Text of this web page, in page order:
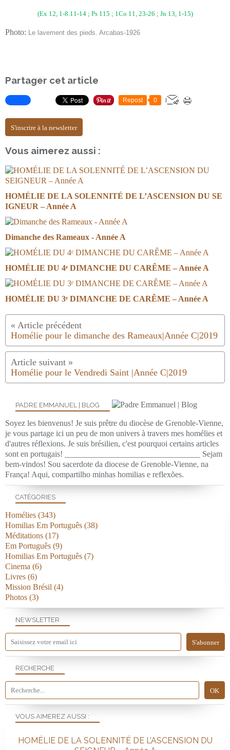
(Ex 12, 1-8.11-14 ; Ps 115 ; 1Co 11, 23-26 ; Jn 13, 1-15)
Photo: Le lavement des pieds. Arcabas-1926
Partager cet article
Repost 0
S'inscrire à la newsletter
Vous aimerez aussi :
HOMÉLIE DE LA SOLENNITÉ DE L’ASCENSION DU SE
IGNEUR – Année A
Dimanche des Rameaux - Année A
HOMÉLIE DU 4ᵉ DIMANCHE DU CARÊME – Année A
HOMÉLIE DU 3ᵉ DIMANCHE DE CARÊME – Année A
Homélie pour le dimanche des Rameaux|Année C|2019
Homélie pour le Vendredi Saint |Année C|2019
NEWSLETTER
RECHERCHE
PADRE EMMANUEL | BLOG
Soyez les bienvenus! Je suis prêtre du diocèse de Grenoble-Vienne,
je vous partage ici un peu de mon univers à travers mes homélies et
d'autres réflexions. Je suis brésilien, c'est pourquoi certains articles
sont en portugais! _________________________________ Sejam
bem-vindos! Sou sacerdote da diocese de Grenoble-Vienne, na
França! Aqui, compartilho minhas homilias e reflexões.
VOUS AIMEREZ AUSSI :
HOMÉLIE DE LA SOLENNITÉ DE L’ASCENSION DU
CATÉGORIES
Homélies (343)
Homilias Em Português (38)
Méditations (17)
Em Português (9)
Homilias Em Português (7)
Cinema (6)
Livres (6)
Mission Brésil (4)
Photos (3)